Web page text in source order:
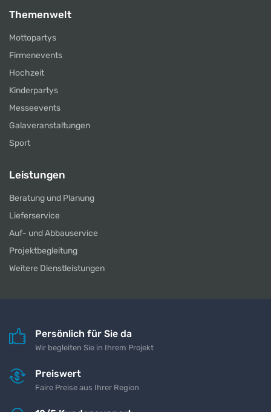
Themenwelt
Mottopartys
Firmenevents
Hochzeit
Kinderpartys
Messeevents
Galaveranstaltungen
Sport
Leistungen
Beratung und Planung
Lieferservice
Auf- und Abbauservice
Projektbegleitung
Weitere Dienstleistungen
Persönlich für Sie da
Wir begleiten Sie in Ihrem Projekt
Preiswert
Faire Preise aus Ihrer Region